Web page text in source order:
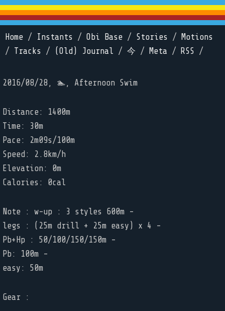
Home / Instants / Obi Base / Stories /
Motions
/ Tracks / (Old) Journal / 今 / Meta / RSS /
2016/08/28, 🏊, Afternoon Swim
Distance: 1400m
Time: 30m
Pace: 2m09s/100m
Speed: 2.8km/h
Elevation: 0m
Calories: 0cal
Note : w-up : 3 styles 600m -
legs : (25m drill + 25m easy) x 4 -
Pb+Hp : 50/100/150/150m -
Pb: 100m -
easy: 50m
Gear :